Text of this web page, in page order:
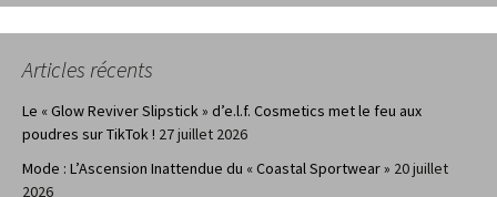
Articles récents
Le « Glow Reviver Slipstick » d’e.l.f. Cosmetics met le feu aux
poudres sur TikTok ! 27 juillet 2026
Mode : L’Ascension Inattendue du « Coastal Sportwear » 20 juillet
2026